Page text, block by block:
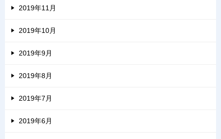
2019年11月
2019年10月
2019年9月
2019年8月
2019年7月
2019年6月